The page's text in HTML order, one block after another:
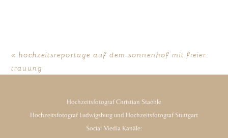
« hochzeitsreportage auf dem sonnenhof mit freier
trauung
Hochzeitsfotograf Christian Staehle
Hochzeitsfotograf Ludwigsburg und Hochzeitsfotograf Stuttgart
Social Media Kanäle: